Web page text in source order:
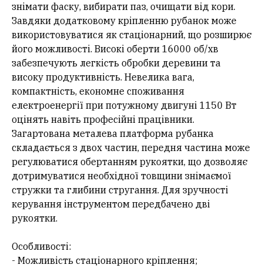
знімати фаску, вибирати паз, очищати від кори.
Завдяки додатковому кріпленню рубанок може
використовуватися як стаціонарний, що розширює
його можливості. Високі оберти 16000 об/хв
забезпечують легкість обробки деревини та
високу продуктивність. Невелика вага,
компактність, економне споживання
електроенергії при потужному двигуні 1150 Вт
оцінять навіть професійні працівники.
Загартована металева платформа рубанка
складається з двох частин, передня частина може
регулюватися обертанням рукоятки, що дозволяє
дотримуватися необхідної товщини знімаємої
стружки та глибини стругання. Для зручності
керування інструментом передбачено дві
рукоятки.
Особливості:
- Можливість стаціонарного кріплення;